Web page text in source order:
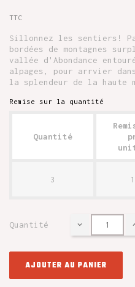
TTC
Sillonnez les sentiers!
bordées de montagnes
vallée d'Abondance
alpages, pour arrvier
la splendeur de la haute
Remise sur la quantité
Quantité
3
Quantité
AJOUTER AU PANIER